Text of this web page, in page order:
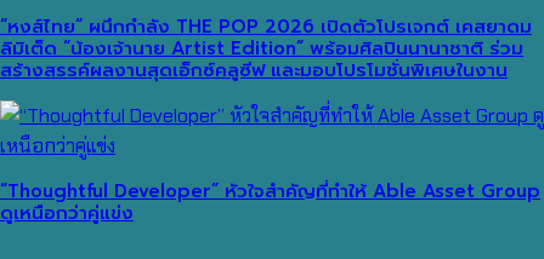
“หงส์ไทย” ผนึกกำลัง THE POP 2026 เปิดตัวโปรเจกต์ เคสยาดม
ลิมิเต็ด “น้องเจ้านาย Artist Edition” พร้อมศิลปินนานาชาติ ร่วม
สร้างสรรค์ผลงานสุดเอ็กซ์คลูซีฟ และมอบโปรโมชั่นพิเศษในงาน
“Thoughtful Developer” หัวใจสำคัญที่ทำให้ Able Asset Group
ดูเหนือกว่าคู่แข่ง